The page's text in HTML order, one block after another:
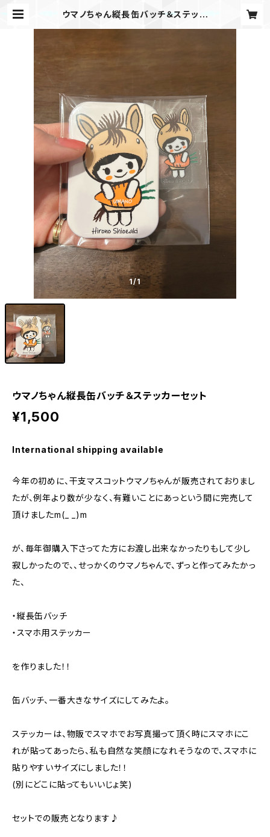
ウマノちゃん縦長缶バッチ＆ステッカ
1/1
ウマノちゃん縦長缶バッチ＆ステッカーセット
¥1,500
International shipping available
今年の初めに、干支マスコットウマノちゃんが販売されておりまし
たが、例年より数が少なく、有難いことにあっという間に完売して
頂けましたm(_ _)m
が、毎年御購入下さってた方にお渡し出来なかったりもして少し
寂しかったので、、せっかくのウマノちゃんで、ずっと作ってみたかっ
た、
・縦長缶バッチ
・スマホ用ステッカー
を作りました！！
缶バッチ、一番大きなサイズにしてみたよ。
ステッカーは、物販でスマホでお写真撮って頂く時にスマホにこ
れが貼ってあったら、私も自然な笑顔になれそうなので、スマホに
貼りやすいサイズにしました！！
(別にどこに貼ってもいいじょ笑)
セットでの販売となります♪